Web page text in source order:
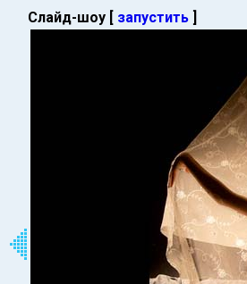
Слайд-шоу [ запустить ]